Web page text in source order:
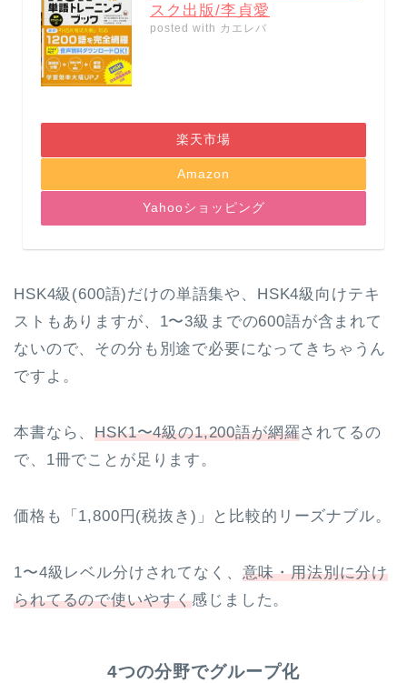
スク出版/李貞愛
posted with カエレバ
楽天市場
Amazon
Yahooショッピング
HSK4級(600語)だけの単語集や、HSK4級向けテキ
ストもありますが、1〜3級までの600語が含まれて
ないので、その分も別途で必要になってきちゃうん
ですよ。
本書なら、HSK1〜4級の1,200語が網羅されてるの
で、1冊でことが足ります。
価格も「1,800円(税抜き)」と比較的リーズナブル。
1〜4級レベル分けされてなく、 意味・用法別に分け
られてるので使いやすく感じました。
4つの分野でグループ化